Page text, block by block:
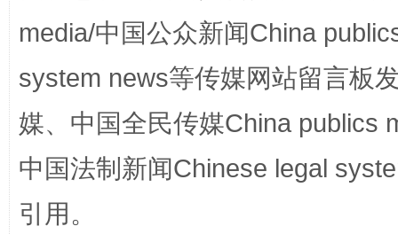
media/中国公众新闻China
system news等传媒网站留言板
媒、中国全民传媒China publics
中国法制新闻Chinese legal
引用。